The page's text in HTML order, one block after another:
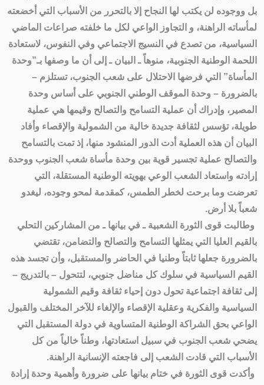
بل ووجوده لن يكتب لها النجاح إلا بالتحرر من الأسباب التي أخضعته
لمأساته الراهنة، و التجاوز الواعي لكل ما خلفته صراعات الماضي
السياسية، من تصدع في النسيج الاجتماعي وفي النفوس، لاستعادة
اللحمة الوطنية الجنوبية، منوهاً ـ البيان ـ إلى أن ما وصفها بـ”وحدة
المأساة” التي فرضها الاحتلال على شعب الجنوب، تستلزم –
بالضرورة – وحدة الموقف الوطني الجنوبي على أساس وحدة
المصير، وإدراك أن عملية التسامح والتصالح وقيمها هي عملية
طويلة، تؤسس لثقافة جديدة خالية من الشمولية والإقصاء وأفاد
البيان أن هذه العملية أدت الدور المنشود منها، إذ تمت بالتسامح
والتصالح عملية تجسير قوية بين وحدة مأساة شعب الجنوب ووحدة
إرادته واستعاد الشعب الوعي بهويته الوطنية المستقلة، التي
تعرضت وما برحت لخطر الطمس، كمقدمة لمحو وجوده، ليغدو
شعباً بلا أرض.
وطالبت قوى الثورة الشعبية ـ في بيانها ـ من المشاركين التحلي
بالقيم العليا التي يمثلها التسامح والتصالح والتضامن، تقتضي
بالضرورة جعلها ثابتاً وطنيا في الحاضر والمستقبل، وأن تجسد هذه
القيم السياسية في سلوك كل مناضل جنوبي، لتتحول – بالتدريج –
إلى ثقافة اجتماعية تحول دون إحياء ثقافة وقيم الشمولية
السياسية والفكرية وعقلية الإقصاء والإلغاء للآخر المختلف والقبول
الواعي بحق الشراكة الوطنية المتساوية في دولة المستقبل التي
يضحي شعب الجنوب في سبيل استعادتها، وطناً خالياً من كل
الأسباب التي قادت الشعب إلى فاجعته الإنسانية الراهنة.
وأكدت قوى الثورة في ختام بيانها على ضرورة وأهمية وحدة إرادة